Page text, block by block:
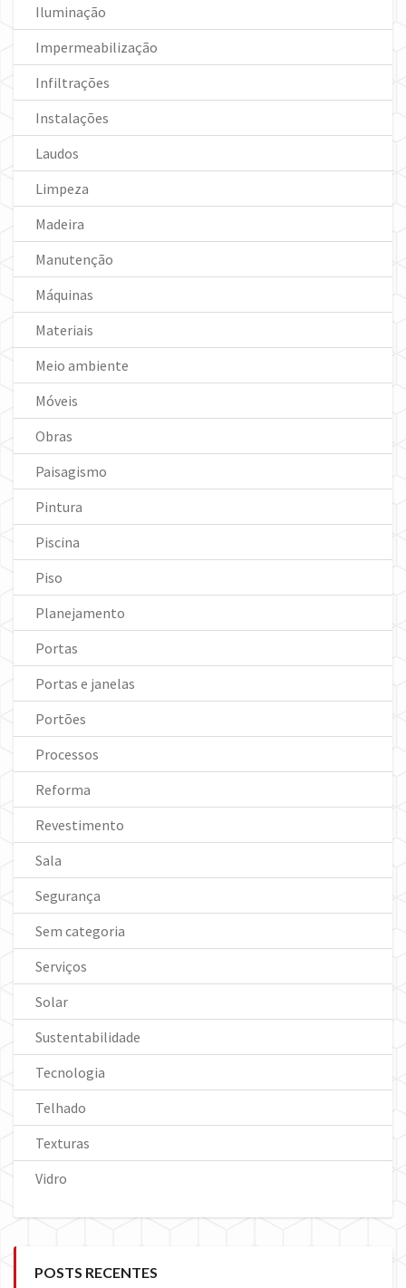
Iluminação
Impermeabilização
Infiltrações
Instalações
Laudos
Limpeza
Madeira
Manutenção
Máquinas
Materiais
Meio ambiente
Móveis
Obras
Paisagismo
Pintura
Piscina
Piso
Planejamento
Portas
Portas e janelas
Portões
Processos
Reforma
Revestimento
Sala
Segurança
Sem categoria
Serviços
Solar
Sustentabilidade
Tecnologia
Telhado
Texturas
Vidro
POSTS RECENTES